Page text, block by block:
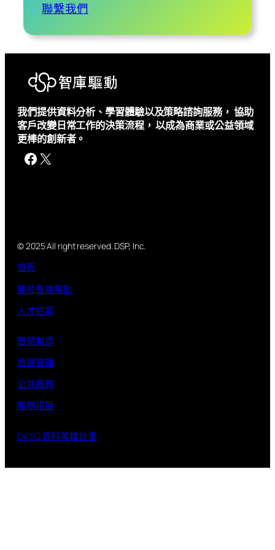
聯繫我們
我們提供資料分析、學習體驗以及策略諮詢服務， 協助
客戶改變日常工作的決策流程， 以成為商業或公益領域
更棒的創新者。
Facebook X
© 2025 All right reserved. DSP, Inc.
首頁
關於智庫驅動
人才招募
智慧製造
營運管理
公共服務
服務項目
D4SG 資料英雄計畫